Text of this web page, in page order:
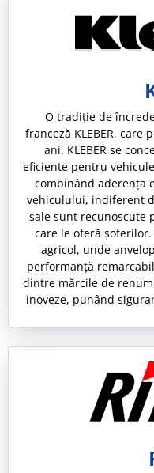
O tradiție de
franceză KLEBER, care
ani. KLEBER se
eficiente pentru
combinând aderența
vehiculului, indiferent
sale sunt recunoscute
care le oferă șoferilor.
agricol, unde
performanță
dintre mărcile de
inoveze, punând